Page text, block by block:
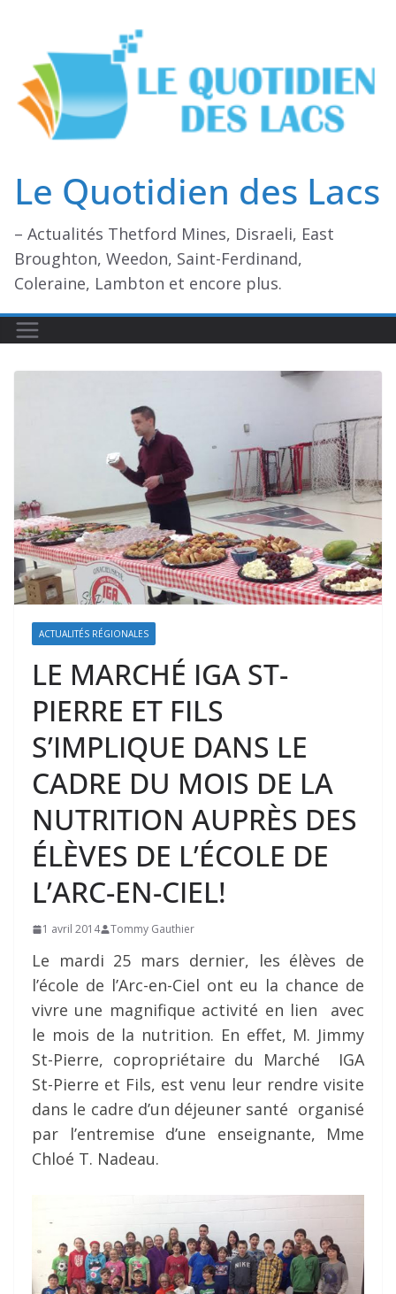
contenu
Le Quotidien des Lacs
– Actualités Thetford Mines, Disraeli, East
Broughton, Weedon, Saint-Ferdinand,
Coleraine, Lambton et encore plus.
ACTUALITÉS RÉGIONALES
LE MARCHÉ IGA ST-
PIERRE ET FILS
S’IMPLIQUE DANS LE
CADRE DU MOIS DE LA
NUTRITION AUPRÈS DES
ÉLÈVES DE L’ÉCOLE DE
L’ARC-EN-CIEL!
1 avril 2014 Tommy Gauthier
Le mardi 25 mars dernier, les élèves de
l’école de l’Arc-en-Ciel ont eu la chance de
vivre une magnifique activité en lien avec
le mois de la nutrition. En effet, M. Jimmy
St-Pierre, copropriétaire du Marché IGA
St-Pierre et Fils, est venu leur rendre visite
dans le cadre d’un déjeuner santé organisé
par l’entremise d’une enseignante, Mme
Chloé T. Nadeau.